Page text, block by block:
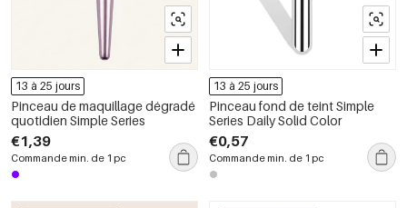
13 à 25 jours
Pinceau de maquillage dégradé
quotidien Simple Series
€1,39
Commande min. de 1 pc
13 à 25 jours
Pinceau fond de teint Simple
Series Daily Solid Color
€0,57
Commande min. de 1 pc